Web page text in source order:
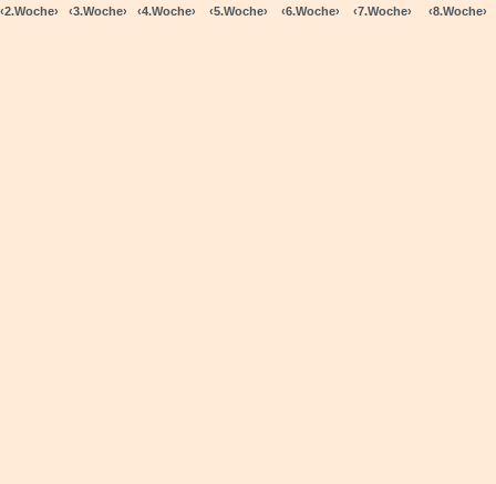
‹2.Woche› ‹3.Woche› ‹4.Woche› ‹5.Woche› ‹6.Woche› ‹7.Woche› ‹8.Woche›